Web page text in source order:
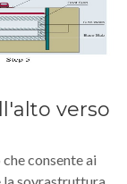
verso
consente ai